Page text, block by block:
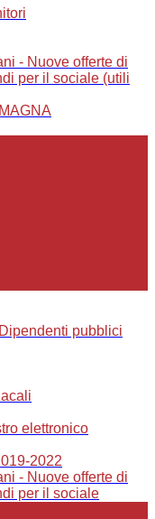
- Nuove offerte di
per il sociale (utili
pubblici
elettronico
2022
- Nuove offerte di
per il sociale